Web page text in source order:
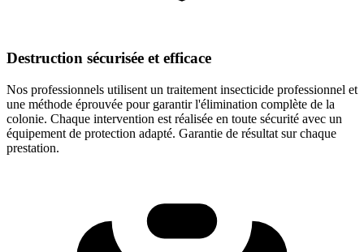
Destruction sécurisée et efficace
Nos professionnels utilisent un traitement insecticide professionnel et
une méthode éprouvée pour garantir l'élimination complète de la
colonie. Chaque intervention est réalisée en toute sécurité avec un
équipement de protection adapté. Garantie de résultat sur chaque
prestation.